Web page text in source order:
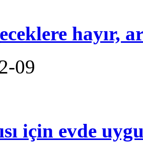
hayır,
09
için evde